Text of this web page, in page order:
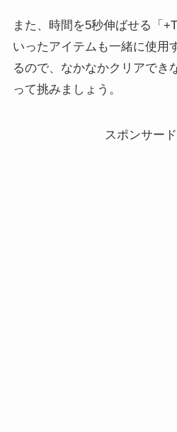
また、時間を5秒伸ばせる「
いったアイテムも一緒に使用
るので、なかなかクリアでき
って挑みましょう。
スポンサー